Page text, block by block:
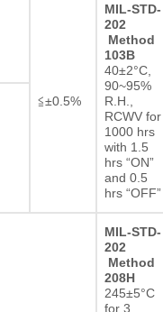
≦±0.5%
MIL-STD-
202
Method
103B
40±2°C,
90~95%
R.H.,
RCWV for
1000 hrs
with 1.5
hrs “ON”
and 0.5
hrs “OFF”
MIL-STD-
202
Method
208H
245±5°C
for 3